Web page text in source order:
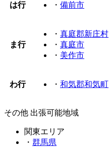
は行 ・ 備前市
ま行
・ 真庭郡新庄村
・ 真庭市
・ 美作市
わ行 ・ 和気郡和気町
その他 出張可能地域
関東エリア
・ 群馬県